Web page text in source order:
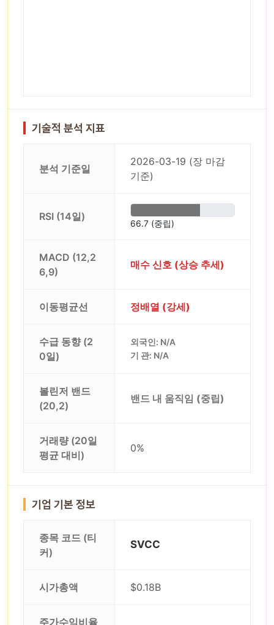
기술적 분석 지표
분석 기준일
2026-03-19 (장 마감
기준)
RSI (14일)
66.7 (중립)
MACD (12,2
6,9)
매수 신호 (상승 추세)
이동평균선 정배열 (강세)
수급 동향 (2
0일)
외국인: N/A
기 관: N/A
볼린저 밴드
(20,2)
밴드 내 움직임 (중립)
거래량 (20일
평균 대비)
0%
기업 기본 정보
종목 코드 (티
커)
SVCC
시가총액 $0.18B
주가수익비율